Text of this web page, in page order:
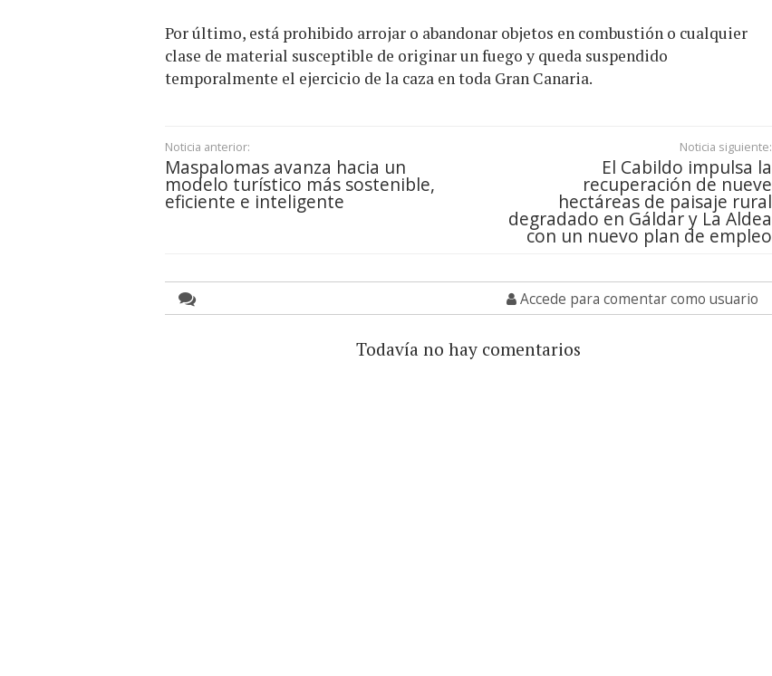
Por último, está prohibido arrojar o abandonar objetos en combustión o cualquier
clase de material susceptible de originar un fuego y queda suspendido
temporalmente el ejercicio de la caza en toda Gran Canaria.
Noticia anterior:
Maspalomas avanza hacia un
modelo turístico más sostenible,
eficiente e inteligente
Noticia siguiente:
El Cabildo impulsa la
recuperación de nueve
hectáreas de paisaje rural
degradado en Gáldar y La Aldea
con un nuevo plan de empleo
Accede para comentar como usuario
Todavía no hay comentarios